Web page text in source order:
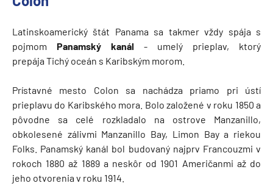
Latinskoamerický štát Panama sa takmer vždy spája s
pojmom Panamský kanál - umelý prieplav, ktorý
prepája Tichý oceán s Karibským morom.
Prístavné mesto Colon sa nachádza priamo pri ústí
prieplavu do Karibského mora. Bolo založené v roku 1850 a
pôvodne sa celé rozkladalo na ostrove Manzanillo,
obkolesené zálivmi Manzanillo Bay, Limon Bay a riekou
Folks. Panamský kanál bol budovaný najprv Francouzmi v
rokoch 1880 až 1889 a neskôr od 1901 Američanmi až do
jeho otvorenia v roku 1914.